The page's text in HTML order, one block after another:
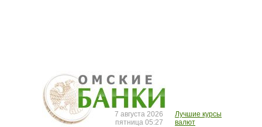
7 августа 2026
пятница 05:27
Лучшие курсы
валют